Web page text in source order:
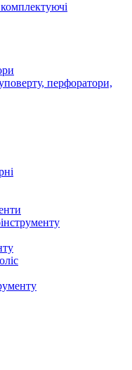
перфоратори,